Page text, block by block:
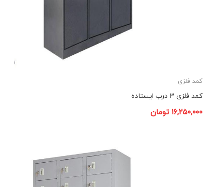
کمد فلزی
کمد فلزی ۳ درب ایستاده
۱۶,۲۵۰,۰۰۰تومان